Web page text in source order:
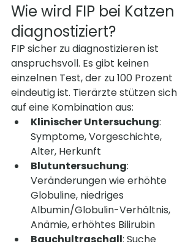
Wie wird FIP bei Katzen
diagnostiziert?
FIP sicher zu diagnostizieren ist
anspruchsvoll. Es gibt keinen
einzelnen Test, der zu 100 Prozent
eindeutig ist. Tierärzte stützen sich
auf eine Kombination aus:
Klinischer Untersuchung:
Symptome, Vorgeschichte,
Alter, Herkunft
Blutuntersuchung:
Veränderungen wie erhöhte
Globuline, niedriges
Albumin/Globulin-Verhältnis,
Anämie, erhöhtes Bilirubin
Bauchultraschall: Suche